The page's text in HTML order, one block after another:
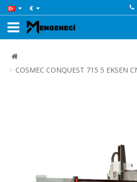
€
COSMEC CONQUEST 715 5 EKSEN